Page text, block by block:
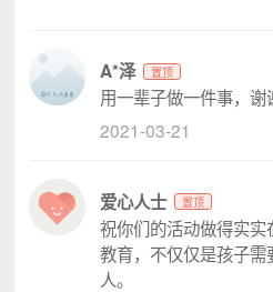
A*泽 置顶
用一辈子做一件事，谢
2021-03-21
爱心人士 置顶
祝你们的活动做得实
教育，不仅仅是孩子
人。